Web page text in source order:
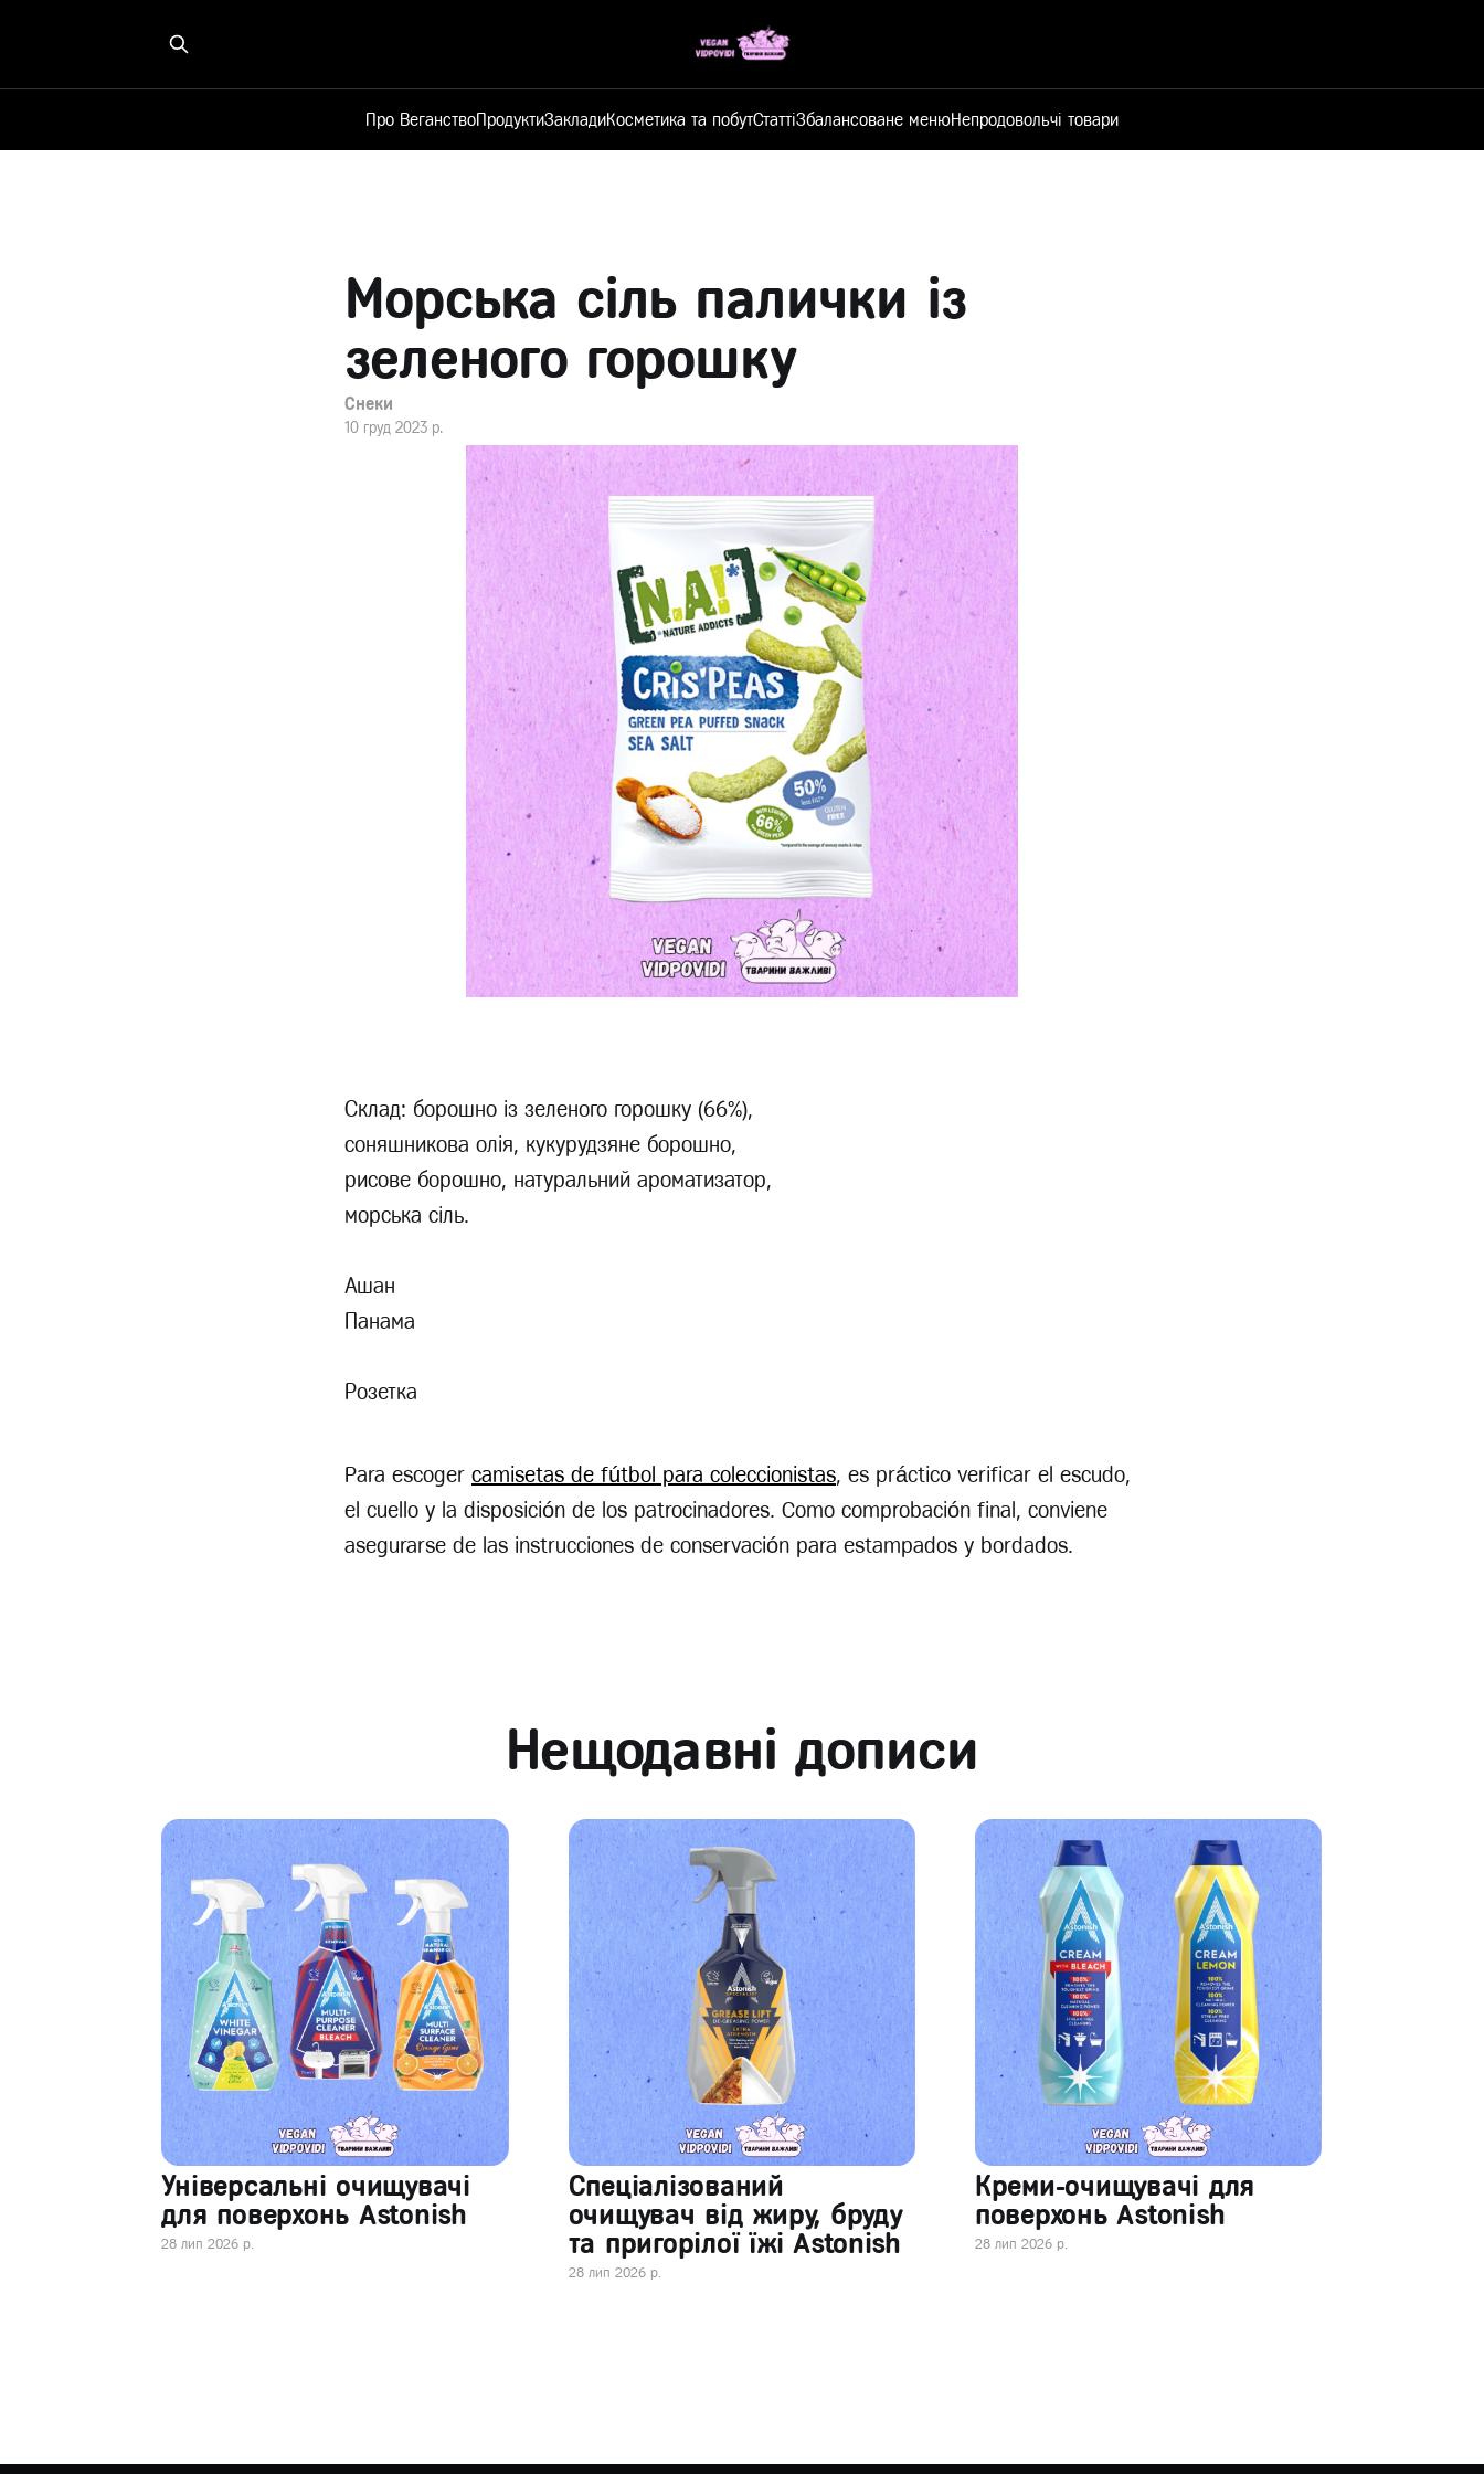
Про ВеганствоПродуктиЗакладиКосметика та побутСтаттіЗбалансоване менюНепродовольчі товари
Морська сіль палички із
зеленого горошку
Снеки
10 груд 2023 р.
Склад: борошно із зеленого горошку (66%),
соняшникова олія, кукурудзяне борошно,
рисове борошно, натуральний ароматизатор,
морська сіль.
Ашан
Панама
Розетка
Para escoger camisetas de fútbol para coleccionistas, es práctico verificar el escudo,
el cuello y la disposición de los patrocinadores. Como comprobación final, conviene
asegurarse de las instrucciones de conservación para estampados y bordados.
Нещодавні дописи
Універсальні очищувачі
для поверхонь Astonish
28 лип 2026 р.
Спеціалізований
очищувач від жиру, бруду
та пригорілої їжі Astonish
28 лип 2026 р.
Креми-очищувачі для
поверхонь Astonish
28 лип 2026 р.